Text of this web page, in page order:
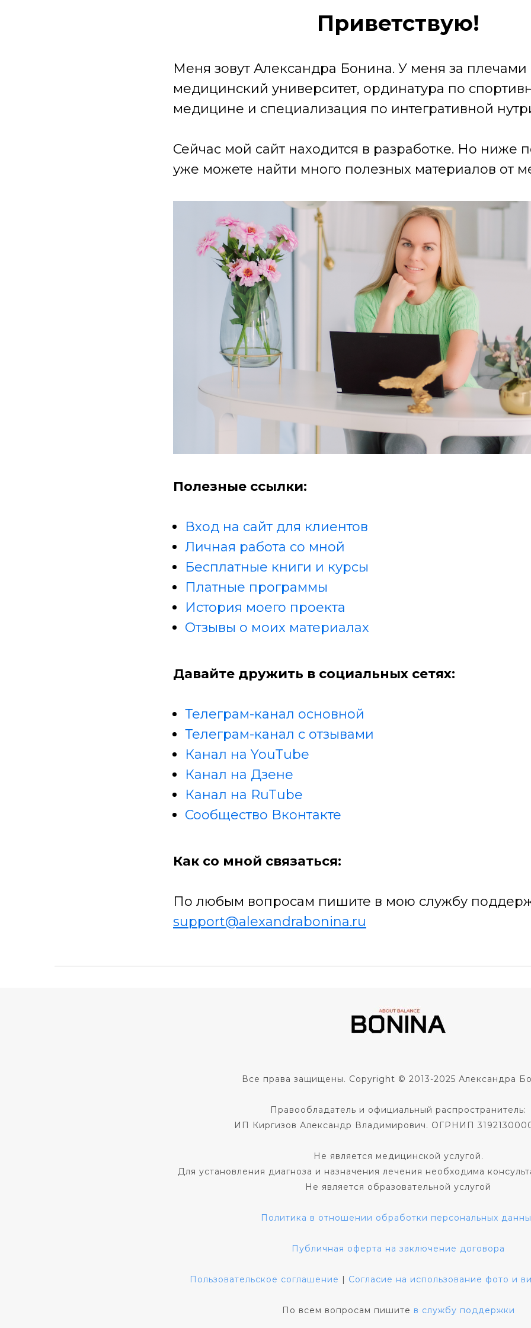
Приветствую!
Меня зовут Александра Бонина. У меня за плечами
медицинский университет, ординатура по
медицине и специализация по интегративной
Сейчас мой сайт находится в разработке. Но ниже
уже можете найти много полезных материалов от
Полезные ссылки:
Вход на сайт для клиентов
Личная работа со мной
Бесплатные книги и курсы
Платные программы
История моего проекта
Отзывы о моих материалах
Давайте дружить в социальных сетях:
Телеграм-канал основной
Телеграм-канал с отзывами
Канал на YouTube
Канал на Дзене
Канал на RuTube
Сообщество Вконтакте
Как со мной связаться:
По любым вопросам пишите в мою службу
support@alexandrabonina.ru
Все права защищены. Copyright © 2013-2025 Александра
Правообладатель и официальный распространитель:
ИП Киргизов Александр Владимирович. ОГРНИП
Не является медицинской услугой.
Для установления диагноза и назначения лечения необходима
Не является образовательной услугой
Политика в отношении обработки персональных
Публичная оферта на заключение договора
Пользовательское соглашение | Согласие на использование фото и
По всем вопросам пишите в службу поддержки